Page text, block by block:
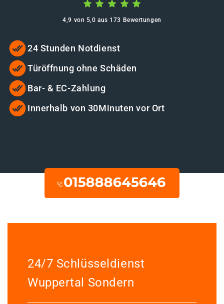
4,9 von 5,0 aus 173 Bewertungen
24 Stunden Notdienst
Türöffnung ohne Schäden
Bar- & EC-Zahlung
Innerhalb von 30Minuten vor Ort
24/7 Schlüsseldienst
Wuppertal Sondern